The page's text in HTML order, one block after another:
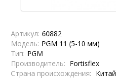
Артикул: 60882
Модель: PGM 11 (5-10 мм)
Тип: PGM
Производитель: Fortisflex
Страна происхождения: Китай